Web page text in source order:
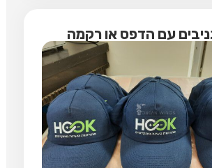
עם הדפס או רקמה